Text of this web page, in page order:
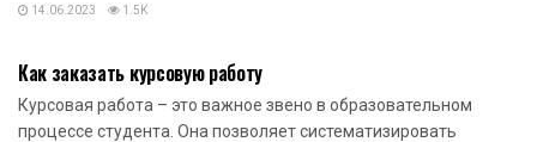
14.06.2023 1.5K
Как заказать курсовую работу
Курсовая работа – это важное звено в образовательном
процессе студента. Она позволяет систематизировать